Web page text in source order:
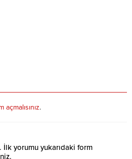
açmalısınız.
İlk yorumu yukarıdaki form